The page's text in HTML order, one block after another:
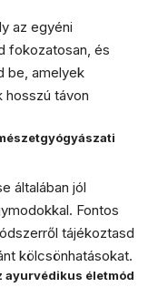
az egyéni
fokozatosan, és
be, amelyek
távon
általában jól
Fontos
tájékoztasd
kölcsönhatásokat.
ayurvédikus életmód